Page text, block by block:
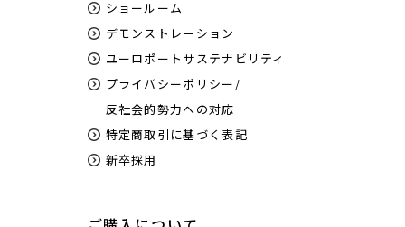
ショールーム
デモンストレーション
ユーロポートサステナビリティ
プライバシーポリシー/
反社会的勢力への対応
特定商取引に基づく表記
新卒採用